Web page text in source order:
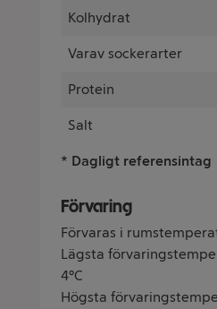
Kolhydrat
Varav sockerarter
Protein
Salt
* Dagligt referensintag
Förvaring
Förvaras i
Lägsta
4°C
Högsta